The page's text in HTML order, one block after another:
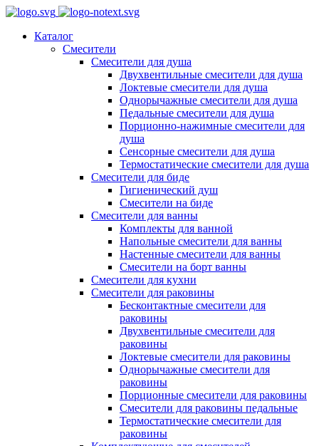
Каталог
Смесители
Смесители для душа
Двухвентильные смесители для душа
Локтевые смесители для душа
Однорычажные смесители для душа
Педальные смесители для душа
Порционно-нажимные смесители для
душа
Сенсорные смесители для душа
Термостатические смесители для душа
Смесители для биде
Гигиенический душ
Смесители на биде
Смесители для ванны
Комплекты для ванной
Напольные смесители для ванны
Настенные смесители для ванны
Смесители на борт ванны
Смесители для кухни
Смесители для раковины
Бесконтактные смесители для
раковины
Двухвентильные смесители для
раковины
Локтевые смесители для раковины
Однорычажные смесители для
раковины
Порционные смесители для раковины
Смесители для раковины педальные
Термостатические смесители для
раковины